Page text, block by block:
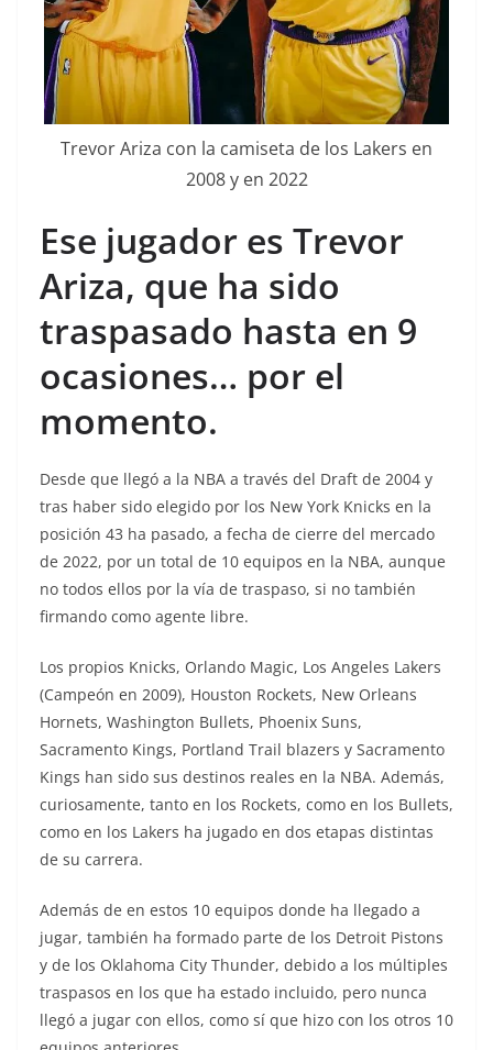
Trevor Ariza con la camiseta de los Lakers en
2008 y en 2022
Ese jugador es Trevor
Ariza, que ha sido
traspasado hasta en 9
ocasiones… por el
momento.
Desde que llegó a la NBA a través del Draft de 2004 y
tras haber sido elegido por los New York Knicks en la
posición 43 ha pasado, a fecha de cierre del mercado
de 2022, por un total de 10 equipos en la NBA, aunque
no todos ellos por la vía de traspaso, si no también
firmando como agente libre.
Los propios Knicks, Orlando Magic, Los Angeles Lakers
(Campeón en 2009), Houston Rockets, New Orleans
Hornets, Washington Bullets, Phoenix Suns,
Sacramento Kings, Portland Trail blazers y Sacramento
Kings han sido sus destinos reales en la NBA. Además,
curiosamente, tanto en los Rockets, como en los Bullets,
como en los Lakers ha jugado en dos etapas distintas
de su carrera.
Además de en estos 10 equipos donde ha llegado a
jugar, también ha formado parte de los Detroit Pistons
y de los Oklahoma City Thunder, debido a los múltiples
traspasos en los que ha estado incluido, pero nunca
llegó a jugar con ellos, como sí que hizo con los otros 10